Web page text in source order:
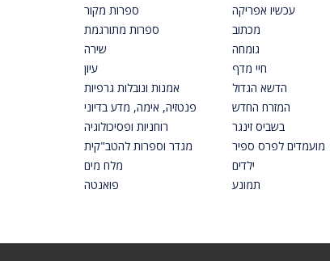
ספרות מקור
ספרות מתורגמת
שירה
עיון
אמנות ונובלות גרפיות
פנטזיה, אימה, מדע בדיוני
רוחניות ופסיכולוגיה
מגדר וספרות להטב"קית
מלח מים
פואנטה
עכשיו אפריקה
מכתוב
גומחה
חיי מדף
הדשא הגדול
המזרח החדש
בשביס זינגר
מועמדים לפרס ספיר
ילדים
תמונע